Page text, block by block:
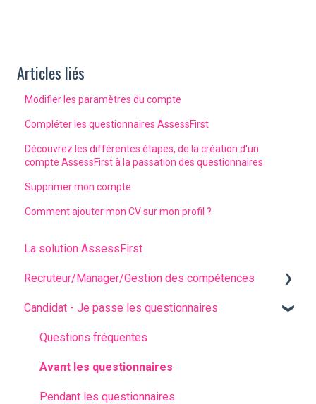
Articles liés
Modifier les paramètres du compte
Compléter les questionnaires AssessFirst
Découvrez les différentes étapes, de la création d'un
compte AssessFirst à la passation des questionnaires
Supprimer mon compte
Comment ajouter mon CV sur mon profil ?
La solution AssessFirst
Recruteur/Manager/Gestion des compétences
L'interface recruteur
Gestion des invitations
Analyser les résultats de mes candidats
Gestion des contacts
Candidat - Je passe les questionnaires
Questions fréquentes
Avant les questionnaires
Pendant les questionnaires